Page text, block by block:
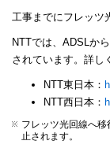
工事までにフレッツ
NTTでは、ADSLか
されています。詳し
NTT東日本：
NTT西日本：
フレッツ光回線へ
止されます。